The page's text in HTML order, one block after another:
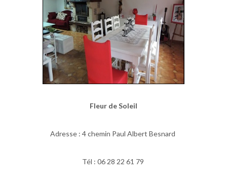
Fleur de Soleil
Adresse : 4 chemin Paul Albert Besnard
Tél : 06 28 22 61 79